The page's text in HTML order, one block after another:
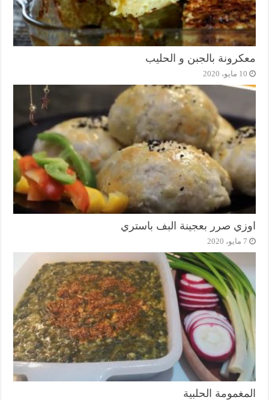
معكرونة بالجبن و الحليب
10 مايو، 2020
اوزي صرر بعجينة البف باستري
7 مايو، 2020
المغمومة الحلبية